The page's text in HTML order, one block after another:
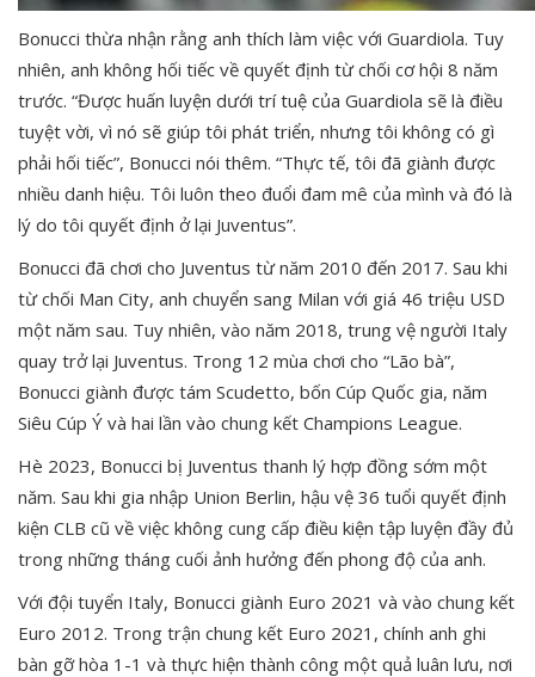
Bonucci thừa nhận rằng anh thích làm việc với Guardiola. Tuy
nhiên, anh không hối tiếc về quyết định từ chối cơ hội 8 năm
trước. “Được huấn luyện dưới trí tuệ của Guardiola sẽ là điều
tuyệt vời, vì nó sẽ giúp tôi phát triển, nhưng tôi không có gì
phải hối tiếc”, Bonucci nói thêm. “Thực tế, tôi đã giành được
nhiều danh hiệu. Tôi luôn theo đuổi đam mê của mình và đó là
lý do tôi quyết định ở lại Juventus”.
Bonucci đã chơi cho Juventus từ năm 2010 đến 2017. Sau khi
từ chối Man City, anh chuyển sang Milan với giá 46 triệu USD
một năm sau. Tuy nhiên, vào năm 2018, trung vệ người Italy
quay trở lại Juventus. Trong 12 mùa chơi cho “Lão bà”,
Bonucci giành được tám Scudetto, bốn Cúp Quốc gia, năm
Siêu Cúp Ý và hai lần vào chung kết Champions League.
Hè 2023, Bonucci bị Juventus thanh lý hợp đồng sớm một
năm. Sau khi gia nhập Union Berlin, hậu vệ 36 tuổi quyết định
kiện CLB cũ về việc không cung cấp điều kiện tập luyện đầy đủ
trong những tháng cuối ảnh hưởng đến phong độ của anh.
Với đội tuyển Italy, Bonucci giành Euro 2021 và vào chung kết
Euro 2012. Trong trận chung kết Euro 2021, chính anh ghi
bàn gỡ hòa 1-1 và thực hiện thành công một quả luân lưu, nơi